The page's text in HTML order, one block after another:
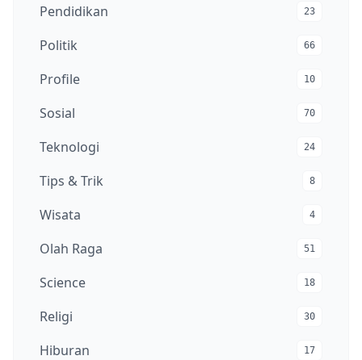
Pendidikan 23
Politik 66
Profile 10
Sosial 70
Teknologi 24
Tips & Trik 8
Wisata 4
Olah Raga 51
Science 18
Religi 30
Hiburan 17